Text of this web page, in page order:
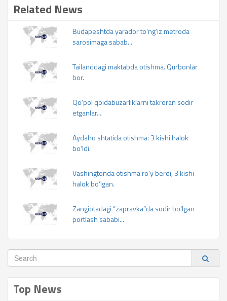
Related News
Budapeshtda yarador to‘ng‘iz metroda
sarosimaga sabab...
Tailanddagi maktabda otishma. Qurbonlar
bor.
Qo‘pol qoidabuzarliklarni takroran sodir
etganlar...
Aydaho shtatida otishma: 3 kishi halok
bo‘ldi.
Vashingtonda otishma ro‘y berdi, 3 kishi
halok bo‘lgan.
Zangiotadagi “zapravka”da sodir bo‘lgan
portlash sababi...
Top News